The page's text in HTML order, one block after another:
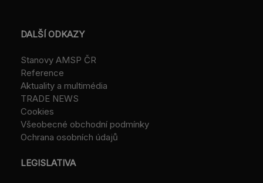
DALŠÍ ODKAZY
Stanovy AMSP ČR
Reference
Aktuality a multimédia
TRADE NEWS
Cookies
Všeobecné obchodní podmínky
Ochrana osobních údajů
LEGISLATIVA